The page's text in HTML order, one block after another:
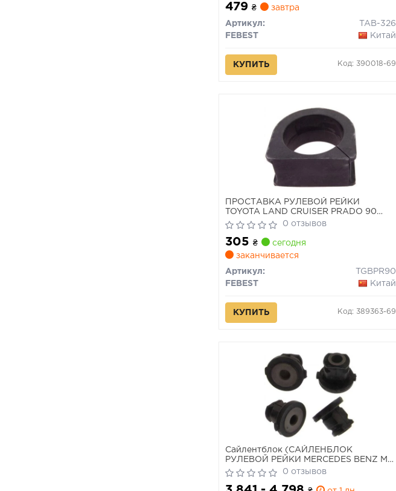
479 ₴ завтра
Артикул:
TAB-326
FEBEST
Китай
КУПИТЬ Код: 390018-69
ПРОСТАВКА РУЛЕВОЙ РЕЙКИ
TOYOTA LAND CRUISER PRADO 90
1996-2002
0 отзывов
305 ₴
сегодня
заканчивается
Артикул:
TGBPR90
FEBEST
Китай
КУПИТЬ Код: 389363-69
Сайлентблок (САЙЛЕНБЛОК
РУЛЕВОЙ РЕЙКИ MERCEDES BENZ ML-
CLASS 164 2004-2011)
0 отзывов